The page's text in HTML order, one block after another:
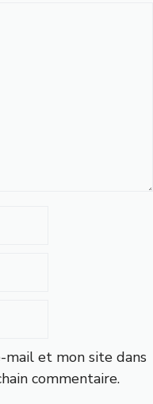
mail et mon site dans
commentaire.